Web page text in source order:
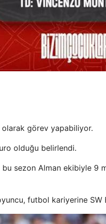
görev yapabiliyor.
olduğu belirlendi.
sezon Alman ekibiyle 9
futbol kariyerine SW